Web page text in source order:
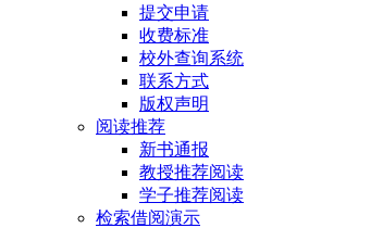
提交申请
收费标准
校外查询系统
联系方式
版权声明
阅读推荐
新书通报
教授推荐阅读
学子推荐阅读
检索借阅演示